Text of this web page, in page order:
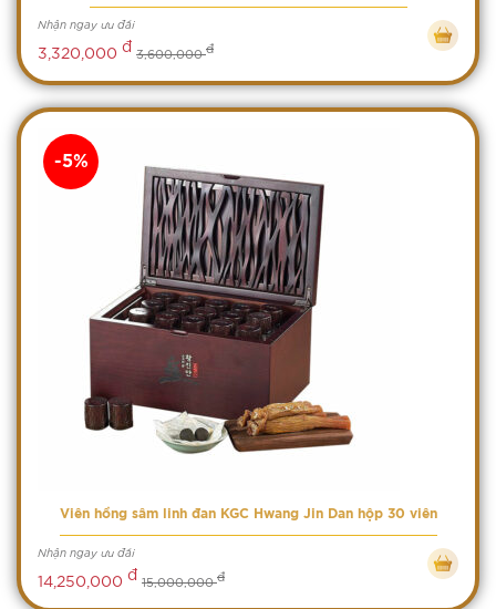
Nhận ngay ưu đãi
3,320,000 đ 3,600,000đ
Viên hồng sâm linh đan KGC Hwang Jin Dan hộp 30 viên
Nhận ngay ưu đãi
14,250,000 đ 15,000,000đ
-5%